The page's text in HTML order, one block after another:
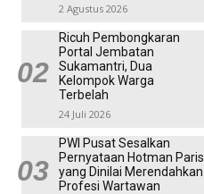
2 Agustus 2026
Ricuh Pembongkaran
Portal Jembatan
Sukamantri, Dua
Kelompok Warga
Terbelah
24 Juli 2026
PWI Pusat Sesalkan
Pernyataan Hotman Paris
yang Dinilai Merendahkan
Profesi Wartawan